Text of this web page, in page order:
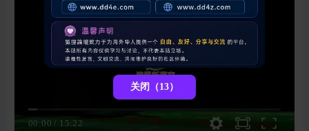
00:00 / 15:22
关闭（13）